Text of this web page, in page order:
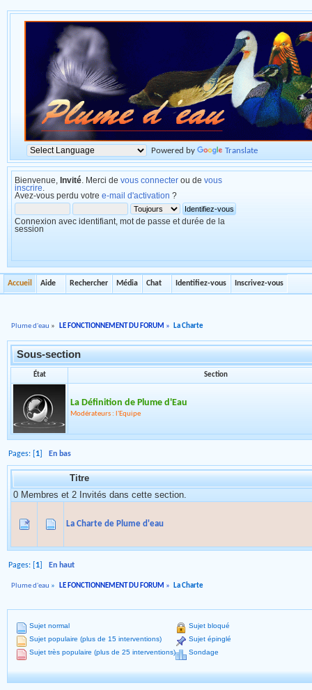
Powered by Translate
Bienvenue, Invité . Merci de vous connecter ou de vous
inscrire
Avez-vous perdu votre e-mail d'activation ?
Connexion avec identifiant, mot de passe et durée de la
session
Accueil Aide Rechercher Média Chat Identifiez-vous Inscrivez-vous
Plume d'eau » LE FONCTIONNEMENT DU FORUM » La Charte
Sous-section
État Section
La Définition de Plume d'Eau
Modérateurs : l'Equipe
Pages: [ 1 ]En bas
Titre
0 Membres et 2 Invités dans cette section.
La Charte de Plume d'eau
Pages: [ 1 En haut
Plume d'eau » LE FONCTIONNEMENT DU FORUM » La Charte
Sujet normal
Sujet populaire (plus de 15 interventions)
Sujet très populaire (plus de 25 interventions)
Sujet bloqué
Sujet épinglé
Sondage